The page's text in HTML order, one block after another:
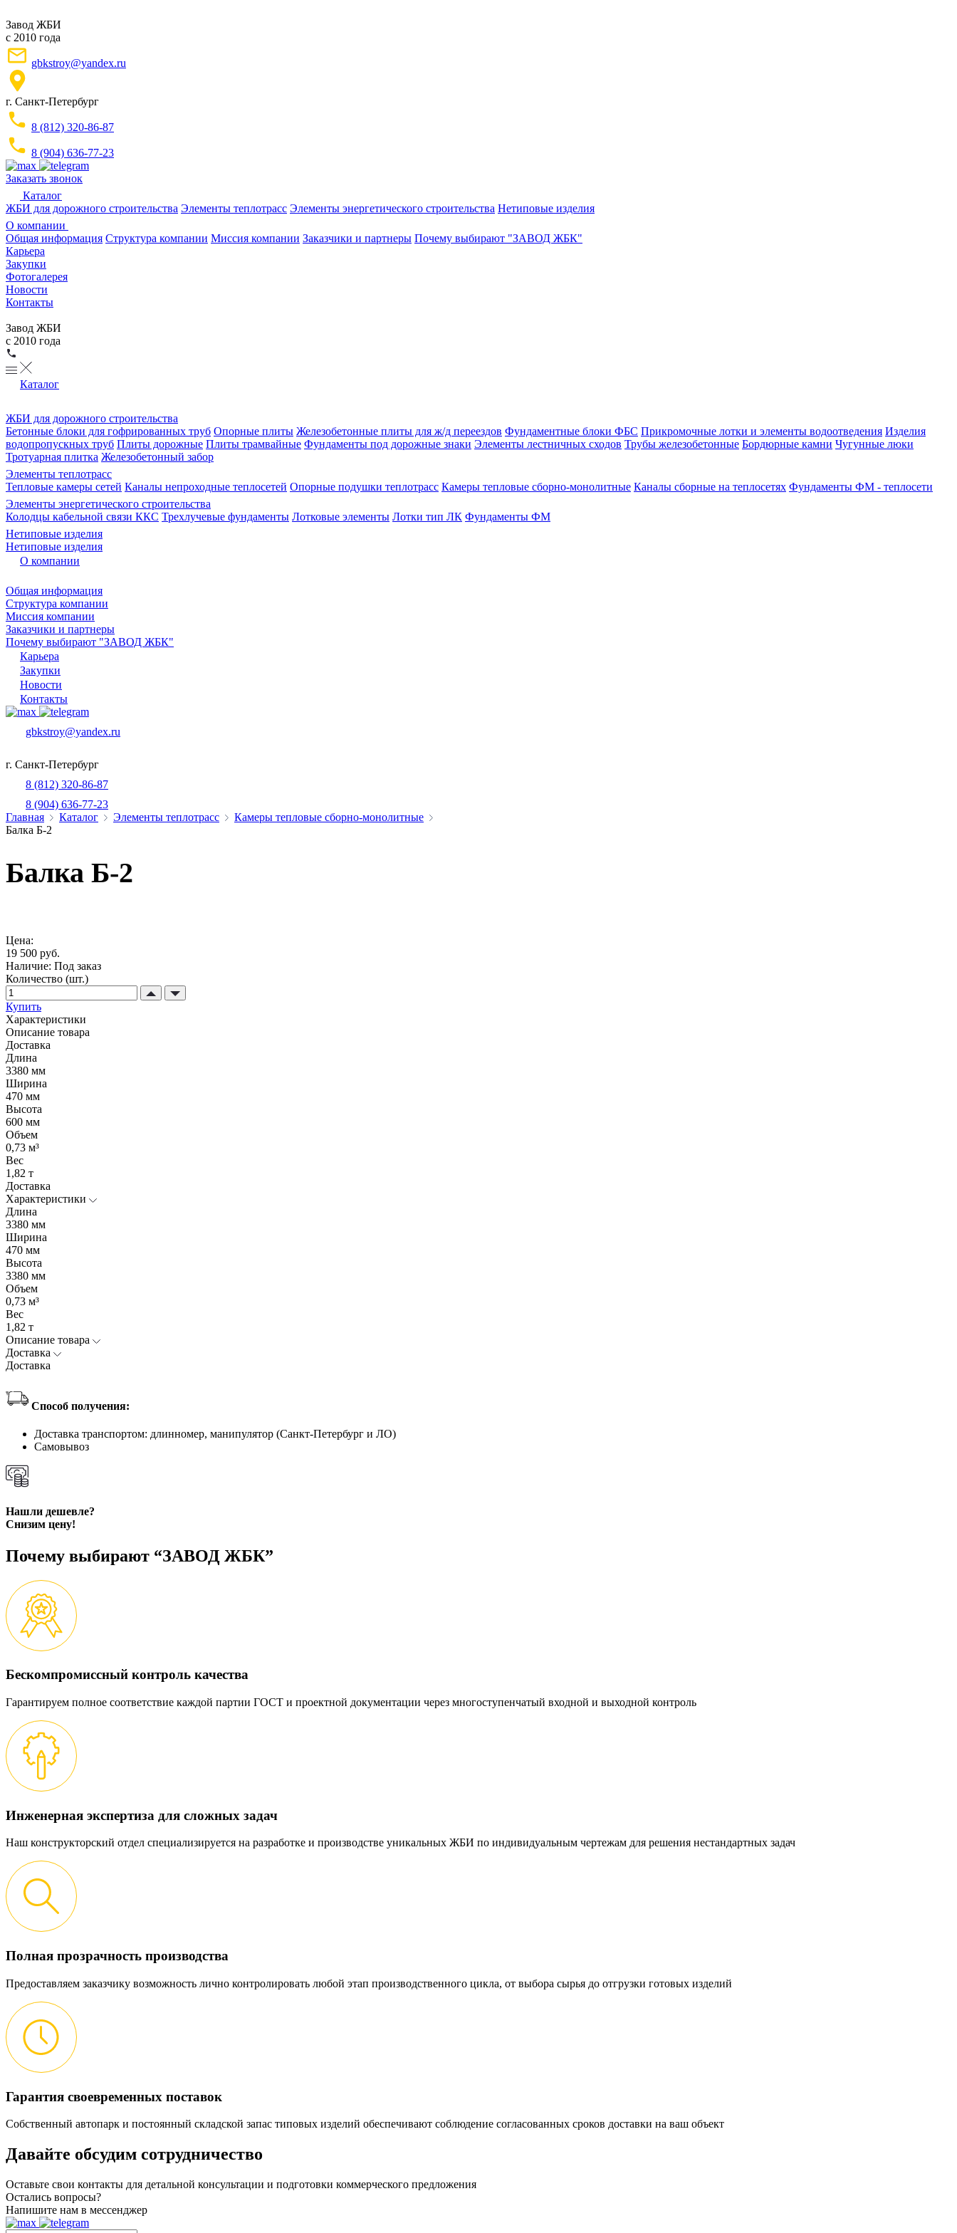
Завод ЖБИ
с 2010 года
gbkstroy@yandex.ru
г. Санкт-Петербург
8 (812) 320-86-87
8 (904) 636-77-23
Заказать звонок
Каталог
ЖБИ для дорожного строительства Элементы теплотрасс Элементы энергетического строительства Нетиповые изделия
О компании
Общая информация Структура компании Миссия компании Заказчики и партнеры Почему выбирают "ЗАВОД ЖБК"
Карьера
Закупки
Фотогалерея
Новости
Контакты
Завод ЖБИ
с 2010 года
Каталог
ЖБИ для дорожного строительства
Бетонные блоки для гофрированных труб Опорные плиты Железобетонные плиты для ж/д переездов Фундаментные блоки ФБС Прикромочные лотки и элементы водоотведения Изделия
водопропускных труб Плиты дорожные Плиты трамвайные Фундаменты под дорожные знаки Элементы лестничных сходов Трубы железобетонные Бордюрные камни Чугунные люки
Тротуарная плитка Железобетонный забор
Элементы теплотрасс
Тепловые камеры сетей Каналы непроходные теплосетей Опорные подушки теплотрасс Камеры тепловые сборно-монолитные Каналы сборные на теплосетях Фундаменты ФМ - теплосети
Элементы энергетического строительства
Колодцы кабельной связи ККС Трехлучевые фундаменты Лотковые элементы Лотки тип ЛК Фундаменты ФМ
Нетиповые изделия
Нетиповые изделия
О компании
Общая информация
Структура компании
Миссия компании
Заказчики и партнеры
Почему выбирают "ЗАВОД ЖБК"
Карьера
Закупки
Новости
Контакты
gbkstroy@yandex.ru
г. Санкт-Петербург
8 (812) 320-86-87
8 (904) 636-77-23
Главная
Каталог Элементы теплотрасс
Камеры тепловые сборно-монолитные
Балка Б-2
Балка Б-2
Цена:
19 500 руб.
Наличие: Под заказ
Количество (шт.)
Купить
Характеристики
Описание товара
Доставка
Длина
3380 мм
Ширина
470 мм
Высота
600 мм
Объем
0,73 м³
Вес
1,82 т
Доставка
Характеристики
Длина
3380 мм
Ширина
470 мм
Высота
3380 мм
Объем
0,73 м³
Вес
1,82 т
Описание товара
Доставка
Доставка
Способ получения:
Доставка транспортом: длинномер, манипулятор (Санкт-Петербург и ЛО)
Самовывоз
Нашли дешевле?
Снизим цену!
Почему выбирают “ЗАВОД ЖБК”
Бескомпромиссный контроль качества
Гарантируем полное соответствие каждой партии ГОСТ и проектной документации через многоступенчатый входной и выходной контроль
Инженерная экспертиза для сложных задач
Наш конструкторский отдел специализируется на разработке и производстве уникальных ЖБИ по индивидуальным чертежам для решения нестандартных задач
Полная прозрачность производства
Предоставляем заказчику возможность лично контролировать любой этап производственного цикла, от выбора сырья до отгрузки готовых изделий
Гарантия своевременных поставок
Собственный автопарк и постоянный складской запас типовых изделий обеспечивают соблюдение согласованных сроков доставки на ваш объект
Давайте обсудим сотрудничество
Оставьте свои контакты для детальной консультации и подготовки коммерческого предложения
Остались вопросы?
Напишите нам в мессенджер